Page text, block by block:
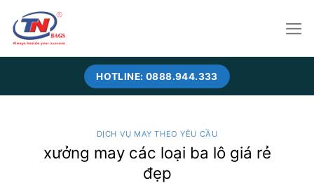
content
HOTLINE: 0888.944.333
DỊCH VỤ MAY THEO YÊU CẦU
xưởng may các loại ba lô giá rẻ
đẹp